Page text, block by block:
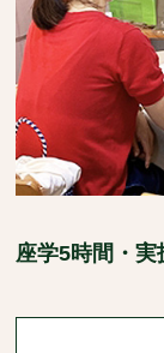
座学5時間・